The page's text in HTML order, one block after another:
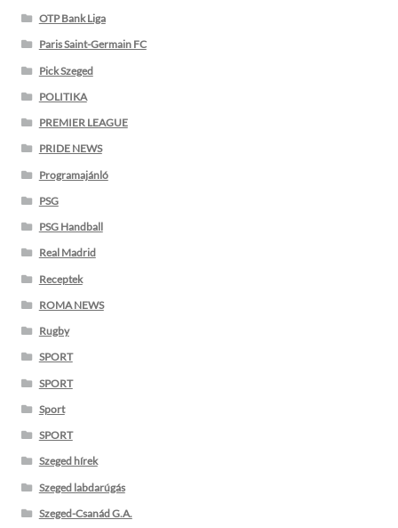
OTP Bank Liga
Paris Saint-Germain FC
Pick Szeged
POLITIKA
PREMIER LEAGUE
PRIDE NEWS
Programajánló
PSG
PSG Handball
Real Madrid
Receptek
ROMA NEWS
Rugby
SPORT
SPORT
Sport
SPORT
Szeged hírek
Szeged labdarúgás
Szeged-Csanád G.A.